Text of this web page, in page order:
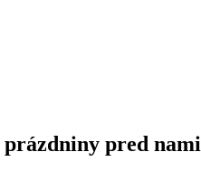
pred nami